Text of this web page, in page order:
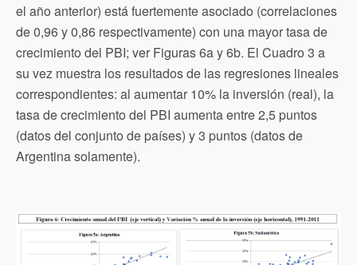
el año anterior) está fuertemente asociado (correlaciones
de 0,96 y 0,86 respectivamente) con una mayor tasa de
crecimiento del PBI; ver Figuras 6a y 6b. El Cuadro 3 a
su vez muestra los resultados de las regresiones lineales
correspondientes: al aumentar 10% la inversión (real), la
tasa de crecimiento del PBI aumenta entre 2,5 puntos
(datos del conjunto de países) y 3 puntos (datos de
Argentina solamente).